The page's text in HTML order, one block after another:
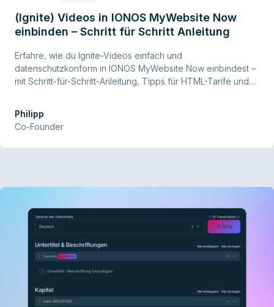
(Ignite) Videos in IONOS MyWebsite Now
einbinden – Schritt für Schritt Anleitung
Erfahre, wie du Ignite-Videos einfach und
datenschutzkonform in IONOS MyWebsite Now einbindest –
mit Schritt-für-Schritt-Anleitung, Tipps für HTML-Tarife und
Philipp
Co-Founder